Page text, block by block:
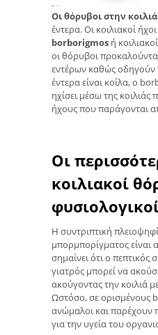
Οι θόρυβοι στην κοιλιά
έντερα. Οι κοιλιακοί
borborigmos ή
οι θόρυβοι
εντέρων καθώς οδηγούν
έντερα είναι κοίλα, ο
ηχίσει μέσω της
ήχους που παράγονται
Οι
κοιλιακοί
Η συντριπτική
μπορμπορίγματος είναι
σημαίνει ότι ο πεπτικός
γιατρός μπορεί να
ακούγοντας την κοιλιά
Ωστόσο, σε ορισμένους
ανώμαλοι και παρέχουν
για την υγεία του